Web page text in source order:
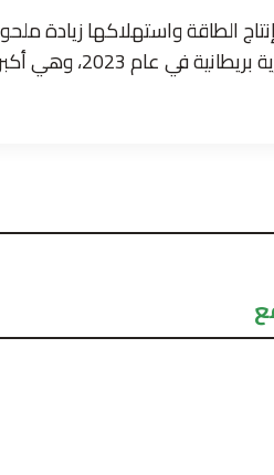
الطاقة واستهلاكها زيادة
الاستهلاك بمقدار 9